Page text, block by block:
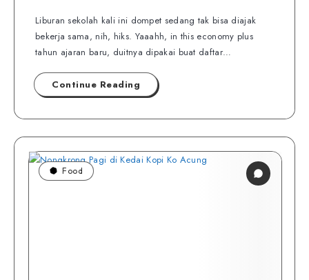
Liburan sekolah kali ini dompet sedang tak bisa diajak
bekerja sama, nih, hiks. Yaaahh, in this economy plus
tahun ajaran baru, duitnya dipakai buat daftar…
Continue Reading
Food